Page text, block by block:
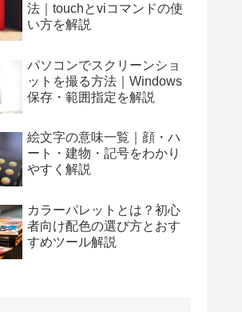
法｜touchとviコマンドの使
い方を解説
パソコンでスクリーンショ
ットを撮る方法｜Windows
保存・範囲指定を解説
絵文字の意味一覧｜顔・ハ
ート・建物・記号をわかり
やすく解説
カラーパレットとは？初心
者向け配色の選び方とおす
すめツール解説